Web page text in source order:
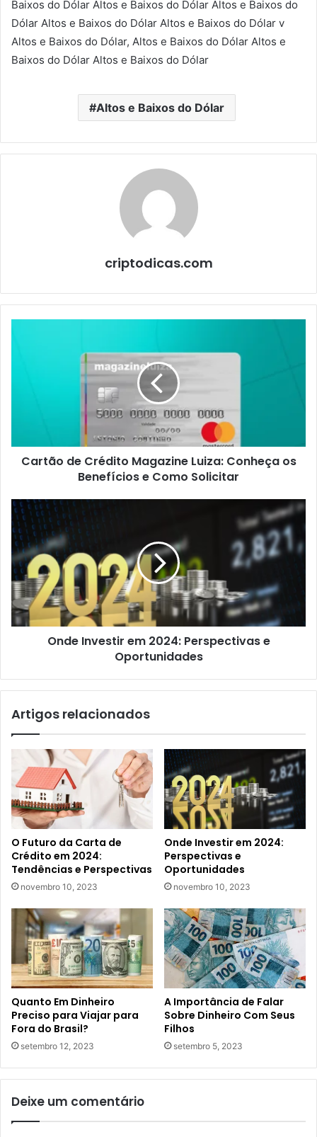
Baixos do Dólar Altos e Baixos do Dólar Altos e Baixos do
Dólar Altos e Baixos do Dólar Altos e Baixos do Dólar v
Altos e Baixos do Dólar, Altos e Baixos do Dólar Altos e
Baixos do Dólar Altos e Baixos do Dólar
Altos e Baixos do Dólar
criptodicas.com
e
Como
Cartão de Crédito Magazine Luiza: Conheça os
Benefícios e Como Solicitar
Onde
Investir
em
2024:
Perspectivas
e
Oportunidades
Onde Investir em 2024: Perspectivas e
Oportunidades
Artigos relacionados
O Futuro da Carta de
Crédito em 2024:
Tendências e Perspectivas
novembro 10, 2023
Onde Investir em 2024:
Perspectivas e
Oportunidades
novembro 10, 2023
Quanto Em Dinheiro
Preciso para Viajar para
Fora do Brasil?
setembro 12, 2023
A Importância de Falar
Sobre Dinheiro Com Seus
Filhos
setembro 5, 2023
Deixe um comentário